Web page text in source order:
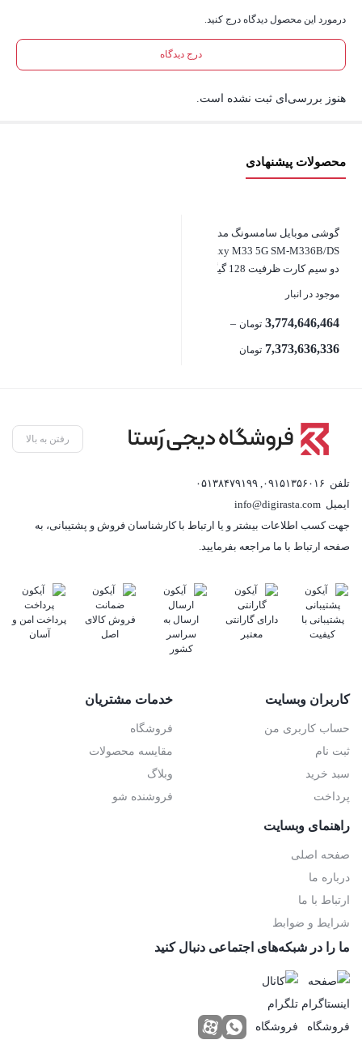
درمورد این محصول دیدگاه درج کنید.
درج دیدگاه
هنوز بررسی‌ای ثبت نشده است.
محصولات پیشنهادی
گوشی موبایل سامسونگ مدل
Galaxy M33 5G SM-M336B/DS
دو سیم‌ کارت ظرفیت 128 گیگابایت
موجود در انبار
3,774,646,464 تومان –
7,373,636,336 تومان
رفتن به بالا
تلفن ۰۹۱۵۱۳۵۶۰۱۶ ۰۵۱۳۸۴۷۹۱۹۹
ایمیل info@digirasta.com
جهت کسب اطلاعات بیشتر و یا ارتباط با کارشناسان فروش و پشتیبانی، به
صفحه ارتباط با ما مراجعه بفرمایید.
پشتیبانی با
کیفیت
دارای گارانتی
معتبر
ارسال به
سراسر
کشور
فروش کالای
اصل
پرداخت امن و
آسان
کاربران وبسایت
حساب کاربری من
ثبت نام
سبد خرید
پرداخت
خدمات مشتریان
فروشگاه
مقایسه محصولات
وبلاگ
فروشنده شو
راهنمای وبسایت
صفحه اصلی
درباره ما
ارتباط با ما
شرایط و ضوابط
ما را در شبکه‌های اجتماعی دنبال کنید